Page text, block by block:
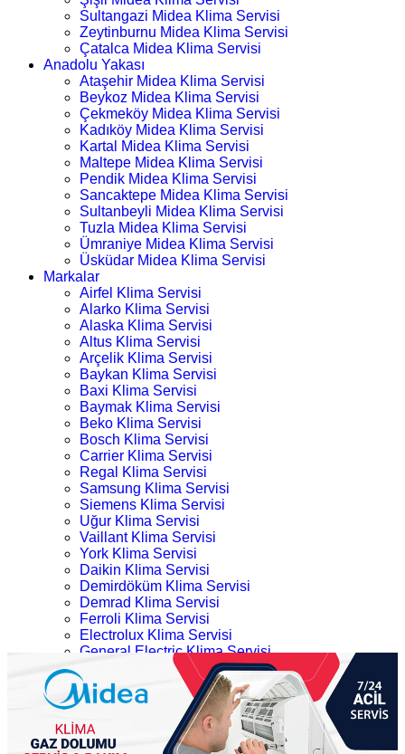
Sultangazi Midea Klima Servisi
Zeytinburnu Midea Klima Servisi
Çatalca Midea Klima Servisi
Anadolu Yakası
Ataşehir Midea Klima Servisi
Beykoz Midea Klima Servisi
Çekmeköy Midea Klima Servisi
Kadıköy Midea Klima Servisi
Kartal Midea Klima Servisi
Maltepe Midea Klima Servisi
Pendik Midea Klima Servisi
Sancaktepe Midea Klima Servisi
Sultanbeyli Midea Klima Servisi
Tuzla Midea Klima Servisi
Ümraniye Midea Klima Servisi
Üsküdar Midea Klima Servisi
Markalar
Airfel Klima Servisi
Alarko Klima Servisi
Alaska Klima Servisi
Altus Klima Servisi
Arçelik Klima Servisi
Baykan Klima Servisi
Baxi Klima Servisi
Baymak Klima Servisi
Beko Klima Servisi
Bosch Klima Servisi
Carrier Klima Servisi
Regal Klima Servisi
Samsung Klima Servisi
Siemens Klima Servisi
Uğur Klima Servisi
Vaillant Klima Servisi
York Klima Servisi
Daikin Klima Servisi
Demirdöküm Klima Servisi
Demrad Klima Servisi
Ferroli Klima Servisi
Electrolux Klima Servisi
General Electric Klima Servisi
LG Klima Servisi
Midea Klima Servisi
Mitsubishi Klima Servisi
Profilo Klima Servisi
İletişim
Arnavutköy Midea Klima Servisi
Ana Sayfa
Kategoriler
Arnavutköy Midea Klima Servisi